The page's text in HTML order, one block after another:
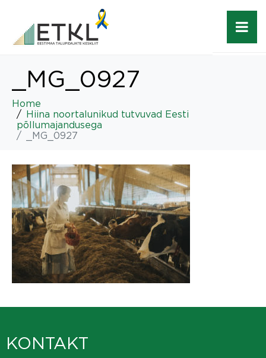
_MG_0927
Home
Hiina noortalunikud tutvuvad Eesti
põllumajandusega
_MG_0927
KONTAKT